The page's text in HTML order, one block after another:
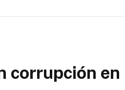
corrupción en